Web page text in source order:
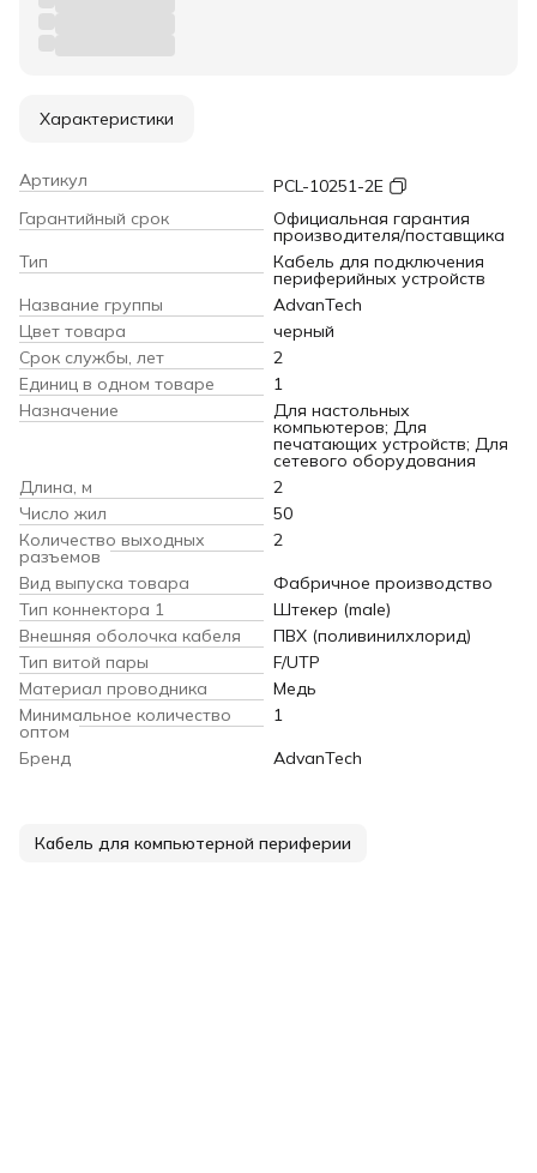
Характеристики
Артикул
PCL-10251-2E
Гарантийный срок
Официальная гарантия
производителя/поставщика
Тип
Кабель для подключения
периферийных устройств
Название группы
AdvanTech
Цвет товара
черный
Срок службы, лет
2
Единиц в одном товаре
1
Назначение
Для настольных
компьютеров; Для
печатающих устройств; Для
сетевого оборудования
Длина, м
2
Число жил
50
Количество выходных
разъемов
2
Вид выпуска товара
Фабричное производство
Тип коннектора 1
Штекер (male)
Внешняя оболочка кабеля
ПВХ (поливинилхлорид)
Тип витой пары
F/UTP
Материал проводника
Медь
Минимальное количество
оптом
1
Бренд
AdvanTech
Кабель для компьютерной периферии